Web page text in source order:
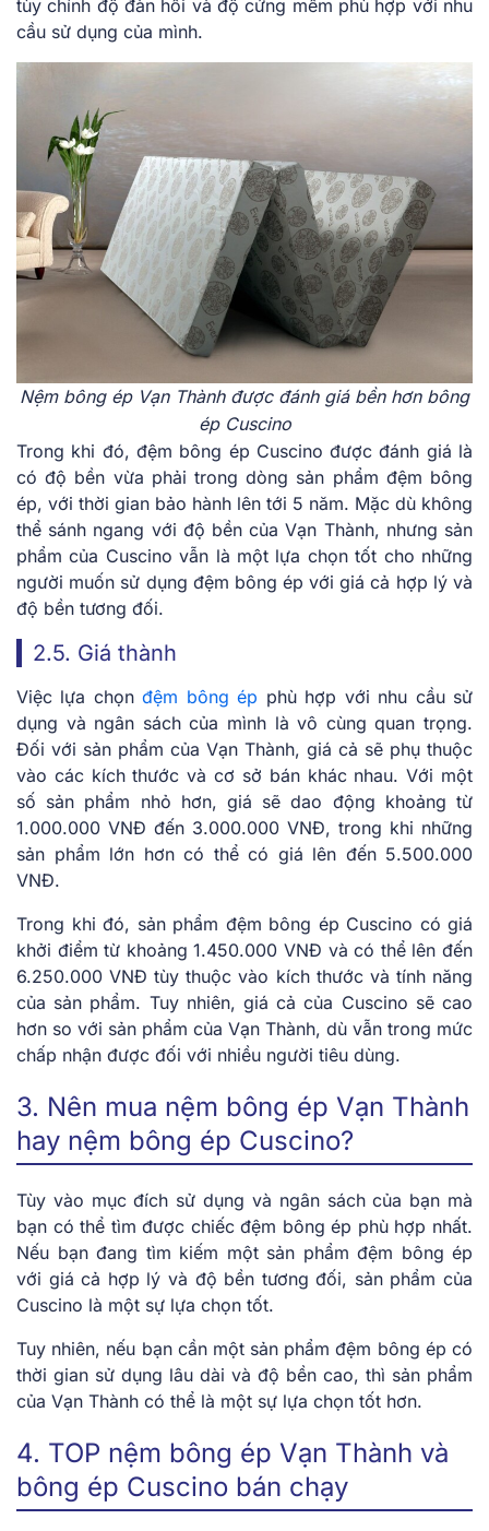
tùy chỉnh độ đàn hồi và độ cứng mềm phù hợp với nhu
cầu sử dụng của mình.
Nệm bông ép Vạn Thành được đánh giá bền hơn bông
ép Cuscino
Trong khi đó, đệm bông ép Cuscino được đánh giá là
có độ bền vừa phải trong dòng sản phẩm đệm bông
ép, với thời gian bảo hành lên tới 5 năm. Mặc dù không
thể sánh ngang với độ bền của Vạn Thành, nhưng sản
phẩm của Cuscino vẫn là một lựa chọn tốt cho những
người muốn sử dụng đệm bông ép với giá cả hợp lý và
độ bền tương đối.
2.5. Giá thành
Việc lựa chọnđệm bông ép phù hợp với nhu cầu sử
dụng và ngân sách của mình là vô cùng quan trọng.
Đối với sản phẩm của Vạn Thành, giá cả sẽ phụ thuộc
vào các kích thước và cơ sở bán khác nhau. Với một
số sản phẩm nhỏ hơn, giá sẽ dao động khoảng từ
1.000.000 VNĐ đến 3.000.000 VNĐ, trong khi những
sản phẩm lớn hơn có thể có giá lên đến 5.500.000
VNĐ.
Trong khi đó, sản phẩm đệm bông ép Cuscino có giá
khởi điểm từ khoảng 1.450.000 VNĐ và có thể lên đến
6.250.000 VNĐ tùy thuộc vào kích thước và tính năng
của sản phẩm. Tuy nhiên, giá cả của Cuscino sẽ cao
hơn so với sản phẩm của Vạn Thành, dù vẫn trong mức
chấp nhận được đối với nhiều người tiêu dùng.
3. Nên mua nệm bông ép Vạn Thành
hay nệm bông ép Cuscino?
Tùy vào mục đích sử dụng và ngân sách của bạn mà
bạn có thể tìm được chiếc đệm bông ép phù hợp nhất.
Nếu bạn đang tìm kiếm một sản phẩm đệm bông ép
với giá cả hợp lý và độ bền tương đối, sản phẩm của
Cuscino là một sự lựa chọn tốt.
Tuy nhiên, nếu bạn cần một sản phẩm đệm bông ép có
thời gian sử dụng lâu dài và độ bền cao, thì sản phẩm
của Vạn Thành có thể là một sự lựa chọn tốt hơn.
4. TOP nệm bông ép Vạn Thành và
bông ép Cuscino bán chạy